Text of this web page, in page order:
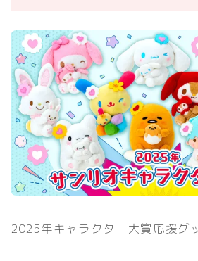
2025年キャラクター大賞応援グ